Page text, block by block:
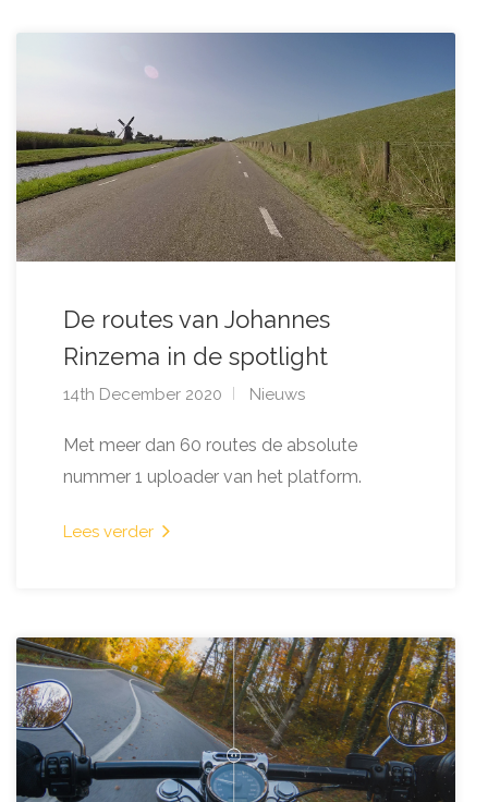
De routes van Johannes
Rinzema in de spotlight
14th December 2020 Nieuws
Met meer dan 60 routes de absolute
nummer 1 uploader van het platform.
Lees verder